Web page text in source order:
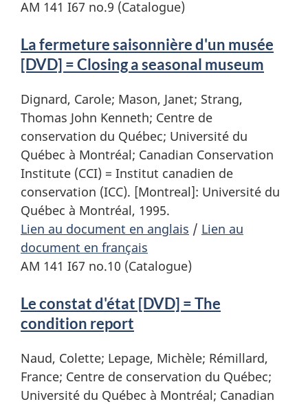
AM 141 I67 no.9 (Catalogue)
La fermeture saisonnière d'un musée
[DVD] = Closing a seasonal museum
Dignard, Carole; Mason, Janet; Strang,
Thomas John Kenneth; Centre de
conservation du Québec; Université du
Québec à Montréal; Canadian Conservation
Institute (CCI) = Institut canadien de
conservation (ICC). [Montreal]: Université du
Québec à Montréal, 1995.
Lien au document en anglais / Lien au
document en français
AM 141 I67 no.10 (Catalogue)
Le constat d'état [DVD] = The
condition report
Naud, Colette; Lepage, Michèle; Rémillard,
France; Centre de conservation du Québec;
Université du Québec à Montréal; Canadian